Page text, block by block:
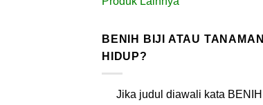
BENIH BIJI ATAU TANAMAN
HIDUP?
Jika judul diawali kata BENIH